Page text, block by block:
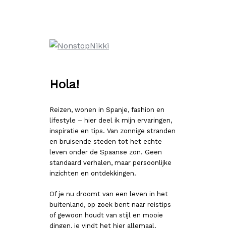
Hola!
Reizen, wonen in Spanje, fashion en
lifestyle – hier deel ik mijn ervaringen,
inspiratie en tips. Van zonnige stranden
en bruisende steden tot het echte
leven onder de Spaanse zon. Geen
standaard verhalen, maar persoonlijke
inzichten en ontdekkingen.
Of je nu droomt van een leven in het
buitenland, op zoek bent naar reistips
of gewoon houdt van stijl en mooie
dingen, je vindt het hier allemaal.